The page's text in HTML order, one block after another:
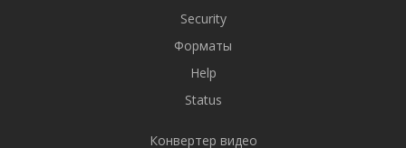
Security
Форматы
Help
Status
Конвертер видео